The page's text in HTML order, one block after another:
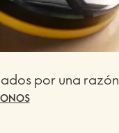
por una razón